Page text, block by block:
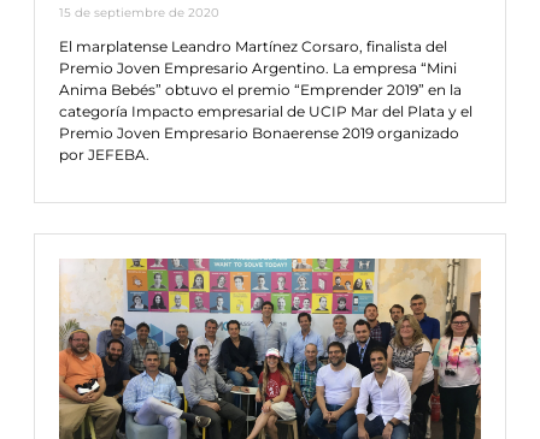
15 de septiembre de 2020
El marplatense Leandro Martínez Corsaro, finalista del
Premio Joven Empresario Argentino. La empresa “Mini
Anima Bebés” obtuvo el premio “Emprender 2019” en la
categoría Impacto empresarial de UCIP Mar del Plata y el
Premio Joven Empresario Bonaerense 2019 organizado
por JEFEBA.